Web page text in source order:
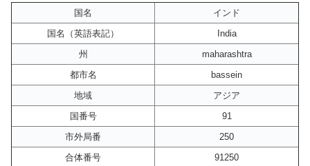
国名
インド
国名（英語表記）
India
州
maharashtra
都市名
bassein
地域
アジア
国番号
91
市外局番
250
合体番号
91250